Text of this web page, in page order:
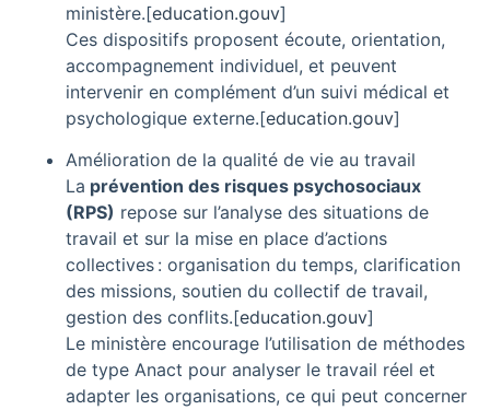
ministère.[education.gouv]​
Ces dispositifs proposent écoute, orientation,
accompagnement individuel, et peuvent
intervenir en complément d’un suivi médical et
psychologique externe.[education.gouv]​
Amélioration de la qualité de vie au travail
La prévention des risques psychosociaux
(RPS) repose sur l’analyse des situations de
travail et sur la mise en place d’actions
collectives : organisation du temps, clarification
des missions, soutien du collectif de travail,
gestion des conflits.[education.gouv]​
Le ministère encourage l’utilisation de méthodes
de type Anact pour analyser le travail réel et
adapter les organisations, ce qui peut concerner